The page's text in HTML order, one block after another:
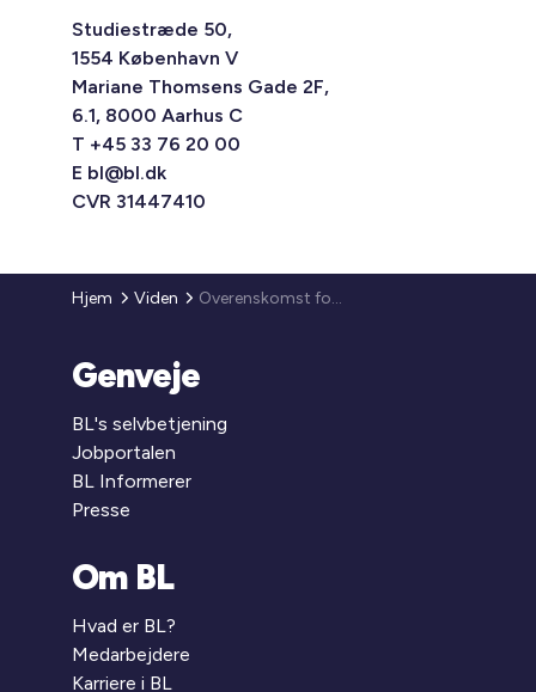
Studiestræde 50,
1554 København V
Mariane Thomsens Gade 2F,
6.1, 8000 Aarhus C
T +45 33 76 20 00
E bl@bl.dk
CVR 31447410
Hjem Viden Overenskomst for ejendomsfunktionærer 2007
Genveje
BL's selvbetjening
Jobportalen
BL Informerer
Presse
Om BL
Hvad er BL?
Medarbejdere
Karriere i BL